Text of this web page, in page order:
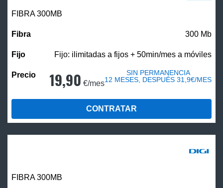
FIBRA 300MB
300 Mb
Fijo: ilimitadas a fijos + 50min/mes a móviles
19,90 €/mes
SIN PERMANENCIA
12 MESES, DESPUÉS 31,9€/MES
CONTRATAR
FIBRA 300MB